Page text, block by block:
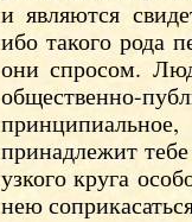
и являются
ибо такого рода
они спросом.
общественно-
принадлежит
узкого круга
нею